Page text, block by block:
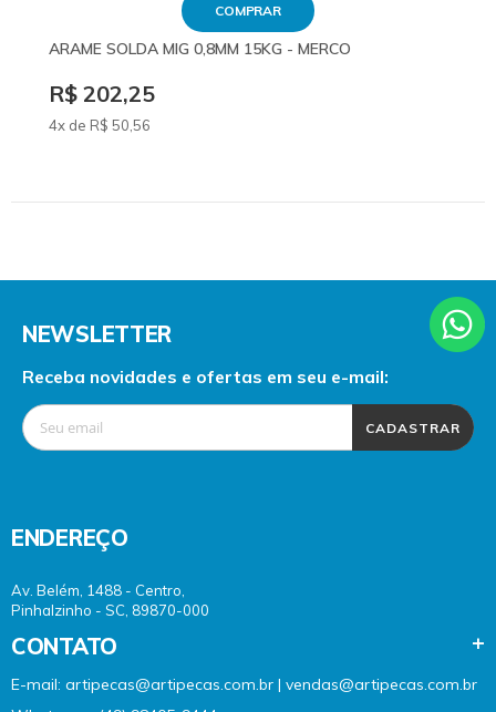
COMPRAR
ARAME SOLDA MIG 0,8MM 15KG - MERCO
R$ 202,25
4x de R$ 50,56
NEWSLETTER
Receba novidades e ofertas em seu e-mail:
CADASTRAR
ENDEREÇO
Av. Belém, 1488 - Centro,
Pinhalzinho - SC, 89870-000
CONTATO
E-mail: artipecas@artipecas.com.br | vendas@artipecas.com.br